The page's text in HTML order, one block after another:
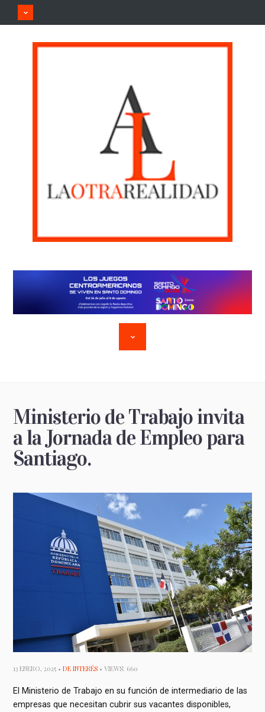
Ministerio de Trabajo invita
a la Jornada de Empleo para
Santiago.
13 ENERO, 2025 •DE INTERÉS • VIEWS: 660
El Ministerio de Trabajo en su función de intermediario de las
empresas que necesitan cubrir sus vacantes disponibles,